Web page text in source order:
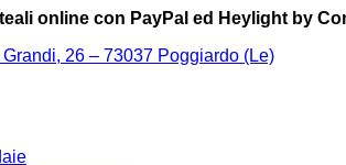
online con PayPal ed Heylight by
26 – 73037 Poggiardo (Le)